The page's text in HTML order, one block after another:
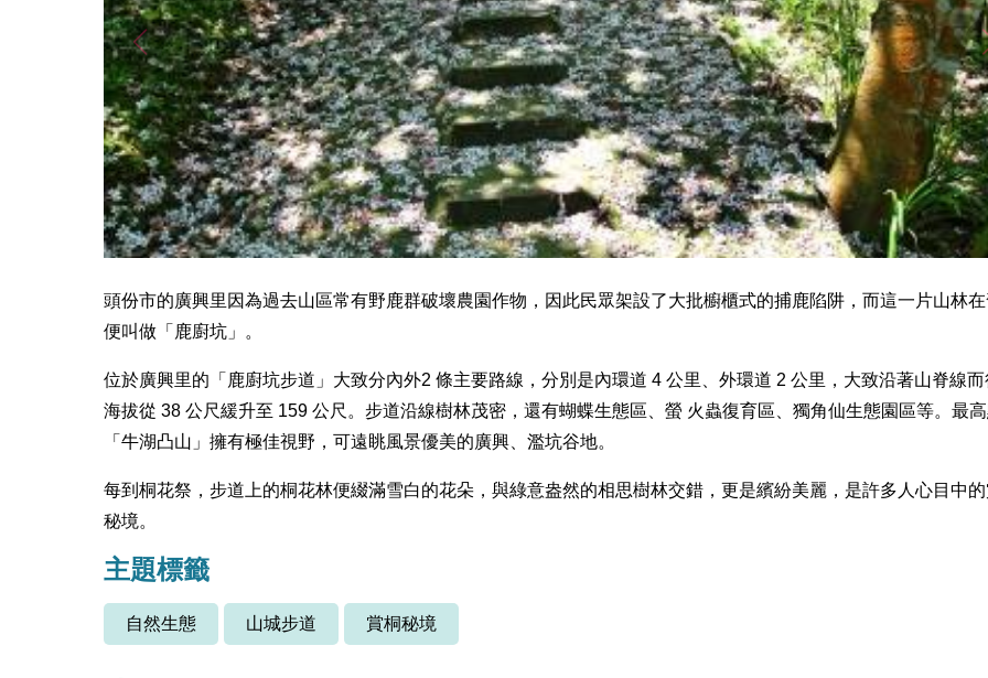
頭份市的廣興里因為過去山區常有野鹿群破壞農園作物，因此民眾架設了大批櫥櫃式的捕鹿陷阱，而這一片山林
便叫做「鹿廚坑」。
位於廣興里的「鹿廚坑步道」大致分內外2 條主要路線，分別是內環道 4 公里、外環道 2 公里，大致沿著山脊線而
海拔從 38 公尺緩升至 159 公尺。步道沿線樹林茂密，還有蝴蝶生態區、螢 火蟲復育區、獨角仙生態園區等。最
「牛湖凸山」擁有極佳視野，可遠眺風景優美的廣興、濫坑谷地。
每到桐花祭，步道上的桐花林便綴滿雪白的花朵，與綠意盎然的相思樹林交錯，更是繽紛美麗，是許多人心目中的
秘境。
主題標籤
自然生態 山城步道 賞桐秘境